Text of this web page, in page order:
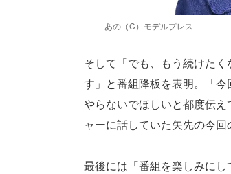
あの（C）モデルプレス
そして「でも、もう続けた
す」と番組降板を表明。「今
やらないでほしいと都度伝
ャーに話していた矢先の今回
最後には「番組を楽しみに